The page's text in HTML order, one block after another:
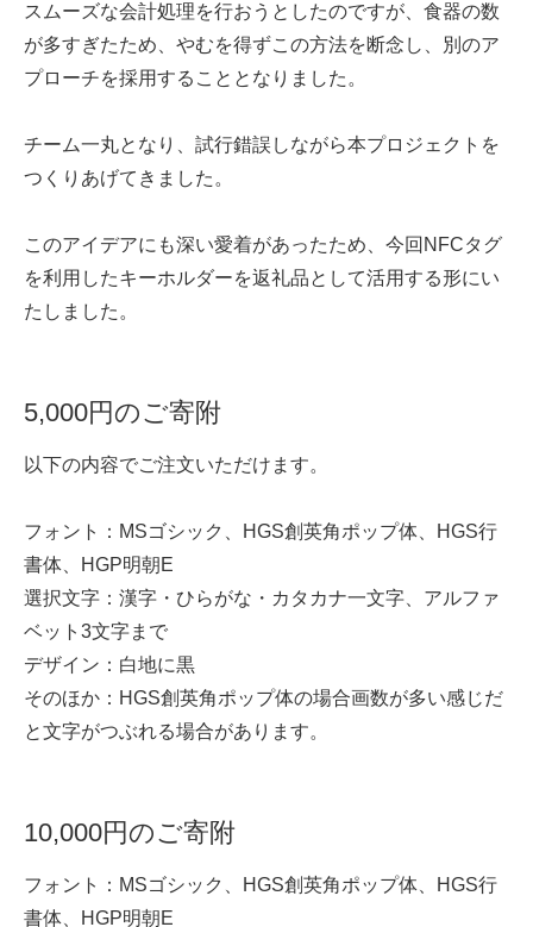
スムーズな会計処理を行おうとしたのですが、食器の数
が多すぎたため、やむを得ずこの方法を断念し、別のア
プローチを採用することとなりました。
チーム一丸となり、試行錯誤しながら本プロジェクトを
つくりあげてきました。
このアイデアにも深い愛着があったため、今回NFCタグ
を利用したキーホルダーを返礼品として活用する形にい
たしました。
5,000円のご寄附
以下の内容でご注文いただけます。
フォント：MSゴシック、HGS創英角ポップ体、HGS行
書体、HGP明朝E
選択文字：漢字・ひらがな・カタカナ一文字、アルファ
ベット3文字まで
デザイン：白地に黒
そのほか：HGS創英角ポップ体の場合画数が多い感じだ
と文字がつぶれる場合があります。
10,000円のご寄附
フォント：MSゴシック、HGS創英角ポップ体、HGS行
書体、HGP明朝E